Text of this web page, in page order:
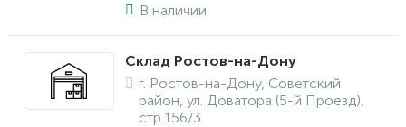
В наличии
Склад Ростов-на-Дону
г. Ростов-на-Дону, Советский
район, ул. Доватора (5-й Проезд),
стр.156/3.